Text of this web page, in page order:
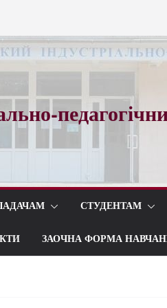
СТУДЕНТАМ
ЗАОЧНА ФОРМА